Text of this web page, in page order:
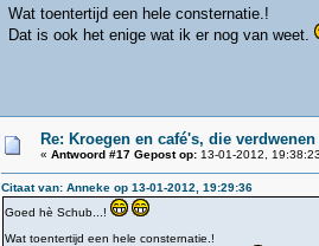
Wat toentertijd een hele consternatie.!
Dat is ook het enige wat ik er nog van weet.
Re: Kroegen en café's, die
« Antwoord #17 Gepost op:13-01-2012,
Citaat van: Anneke op 13-01-2012, 19:29:36
Goed hè Schub...!
Wat toentertijd een hele consternatie.!